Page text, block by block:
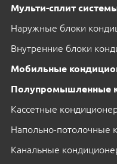
Мульти-сплит
Наружные блоки
Внутренние блоки
Мобильные
Полупромышленные
Кассетные
Напольно-потолочные
Канальные